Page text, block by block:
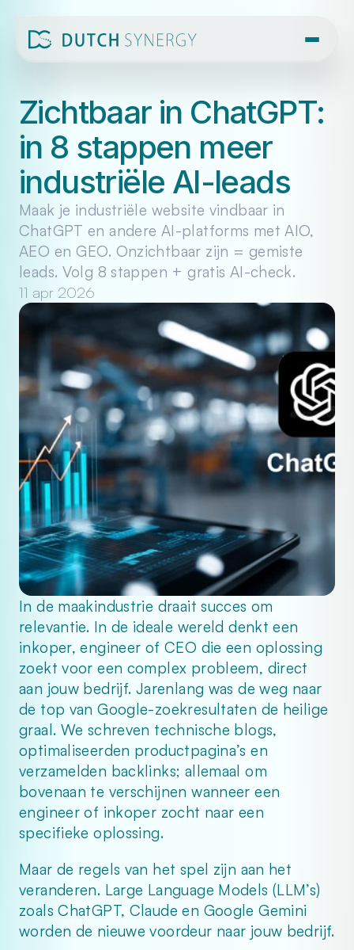
Zichtbaar in ChatGPT:
in 8 stappen meer
industriële AI-leads
Maak je industriële website vindbaar in
ChatGPT en andere AI-platforms met AIO,
AEO en GEO. Onzichtbaar zijn = gemiste
leads. Volg 8 stappen + gratis AI-check.
11 apr 2026
In de maakindustrie draait succes om
relevantie. In de ideale wereld denkt een
inkoper, engineer of CEO die een oplossing
zoekt voor een complex probleem, direct
aan jouw bedrijf. Jarenlang was de weg naar
de top van Google-zoekresultaten de heilige
graal. We schreven technische blogs,
optimaliseerden productpagina’s en
verzamelden backlinks; allemaal om
bovenaan te verschijnen wanneer een
engineer of inkoper zocht naar een
specifieke oplossing.
Maar de regels van het spel zijn aan het
veranderen. Large Language Models (LLM’s)
zoals ChatGPT, Claude en Google Gemini
worden de nieuwe voordeur naar jouw bedrijf.